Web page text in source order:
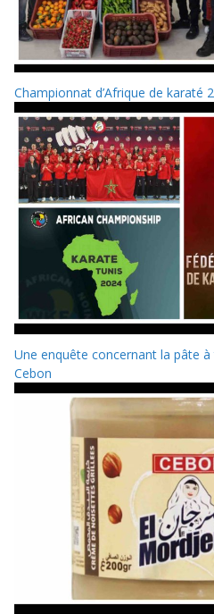
Championnat d’Afrique de karaté
Une enquête concernant la pâte
Cebon